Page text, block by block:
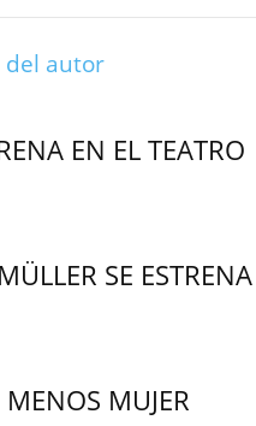
del autor
EN EL TEATRO
SE ESTRENA
MUJER